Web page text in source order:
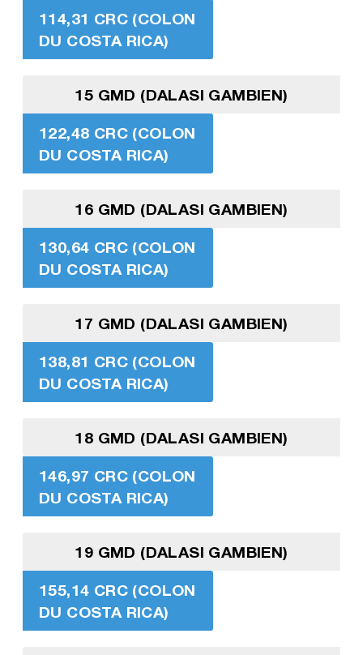
114,31 CRC (COLON
DU COSTA RICA)
15 GMD (DALASI GAMBIEN)
122,48 CRC (COLON
DU COSTA RICA)
16 GMD (DALASI GAMBIEN)
130,64 CRC (COLON
DU COSTA RICA)
17 GMD (DALASI GAMBIEN)
138,81 CRC (COLON
DU COSTA RICA)
18 GMD (DALASI GAMBIEN)
146,97 CRC (COLON
DU COSTA RICA)
19 GMD (DALASI GAMBIEN)
155,14 CRC (COLON
DU COSTA RICA)